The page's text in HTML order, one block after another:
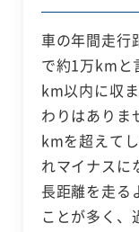
車の年間走行
で約1万kmと
km以内に収
わりはありま
kmを超えて
れマイナスに
長距離を走る
ことが多く、